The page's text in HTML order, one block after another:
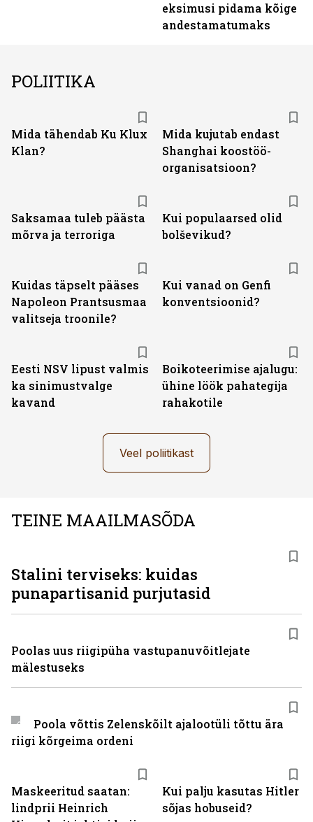
eksimusi pidama kõige
andestamatumaks
POLIITIKA
Mida tähendab Ku Klux
Klan?
Mida kujutab endast
Shanghai koostöö­
organisatsioon?
Saksamaa tuleb päästa
mõrva ja terroriga
Kui populaarsed olid
bolševikud?
Kuidas täpselt pääses
Napoleon Prantsusmaa
valitseja troonile?
Kui vanad on Genfi
konventsioonid?
Eesti NSV lipust valmis
ka sinimustvalge
kavand
Boikoteerimise ajalugu:
ühine löök pahategija
rahakotile
Veel poliitikast
TEINE MAAILMASÕDA
Maskeeritud saatan:
lindprii Heinrich
Kui palju kasutas Hitler
sõjas hobuseid?
Stalini terviseks: kuidas
punapartisanid purjutasid
Poolas uus riigipüha vastupanuvõitlejate
mälestuseks
Poola võttis Zelenskõilt ajalootüli tõttu ära
riigi kõrgeima ordeni